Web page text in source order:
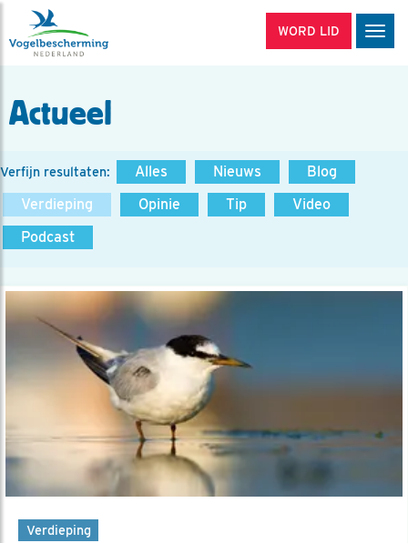
WORD LID
Actueel
Verfijn resultaten: Alles Nieuws
Blog
Verdieping
Opinie Tip
Video
Podcast
Verdieping